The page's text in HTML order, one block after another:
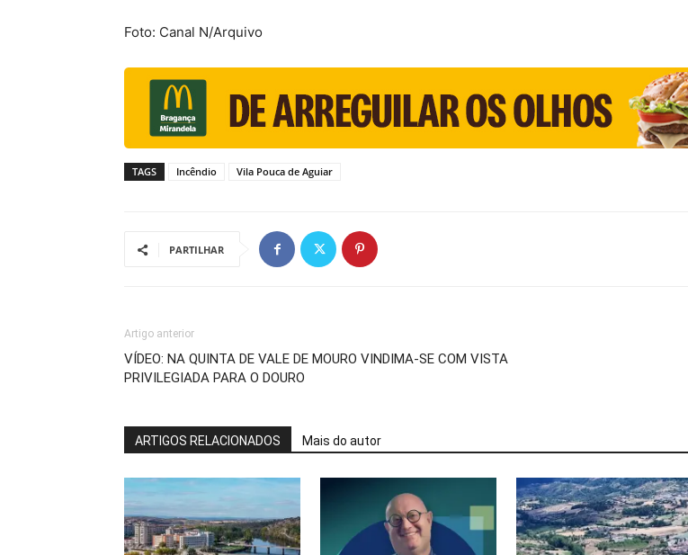
Foto: Canal N/Arquivo
TAGS Incêndio Vila Pouca de Aguiar
PARTILHAR
Artigo anterior
VÍDEO: NA QUINTA DE VALE DE MOURO VINDIMA-SE COM VISTA
PRIVILEGIADA PARA O DOURO
ARTIGOS RELACIONADOS Mais do autor